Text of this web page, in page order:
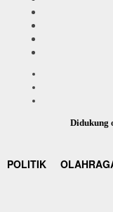
Didukung
POLITIK